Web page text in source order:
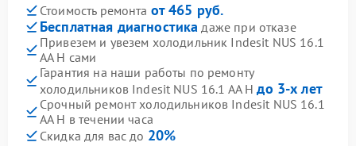
Стоимость ремонта от 465 руб.
Бесплатная диагностика даже при отказе
Привезем и увезем холодильник Indesit NUS 16.1
AA H сами
Гарантия на наши работы по ремонту
холодильников Indesit NUS 16.1 AA Hдо 3-х лет
Срочный ремонт холодильников Indesit NUS 16.1
AA H в течении часа
Скидка для вас до 20%